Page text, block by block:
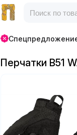
Перчатки B51